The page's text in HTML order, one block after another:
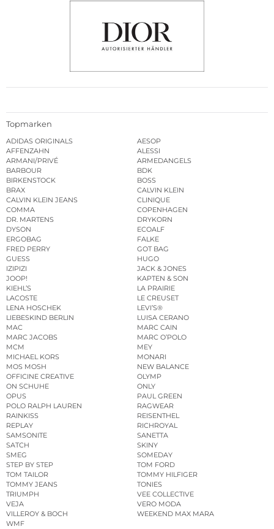
Topmarken
ADIDAS ORIGINALS
AESOP
AFFENZAHN
ALESSI
ARMANI/PRIVÉ
ARMEDANGELS
BARBOUR
BDK
BIRKENSTOCK
BOSS
BRAX
CALVIN KLEIN
CALVIN KLEIN JEANS
CLINIQUE
COMMA
COPENHAGEN
DR. MARTENS
DRYKORN
DYSON
ECOALF
ERGOBAG
FALKE
FRED PERRY
GOT BAG
GUESS
HUGO
IZIPIZI
JACK & JONES
JOOP!
KAPTEN & SON
KIEHL’S
LA PRAIRIE
LACOSTE
LE CREUSET
LENA HOSCHEK
LEVI’S®
LIEBESKIND BERLIN
LUISA CERANO
MAC
MARC CAIN
MARC JACOBS
MARC O’POLO
MCM
MEY
MICHAEL KORS
MONARI
MOS MOSH
NEW BALANCE
OFFICINE CREATIVE
OLYMP
ON SCHUHE
ONLY
OPUS
PAUL GREEN
POLO RALPH LAUREN
RAGWEAR
RAINKISS
REISENTHEL
REPLAY
RICHROYAL
SAMSONITE
SANETTA
SATCH
SKINY
SMEG
SOMEDAY
STEP BY STEP
TOM FORD
TOM TAILOR
TOMMY HILFIGER
TOMMY JEANS
TONIES
TRIUMPH
VEE COLLECTIVE
VEJA
VERO MODA
VILLEROY & BOCH
WEEKEND MAX MARA
WMF